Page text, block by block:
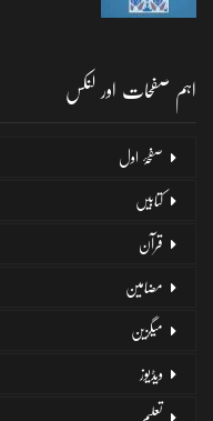
اہم صفحات اور لنکس
صفحۂ اول
کتابیں
قرآن
مضامین
میگزین
ویڈیوز
تعلیم